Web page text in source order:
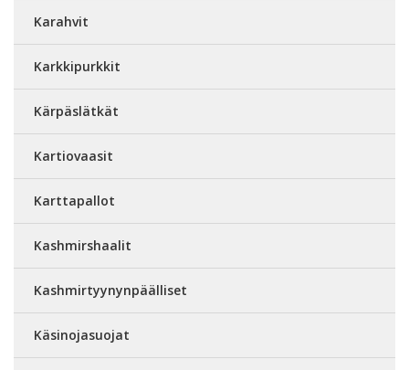
Karahvit
Karkkipurkkit
Kärpäslätkät
Kartiovaasit
Karttapallot
Kashmirshaalit
Kashmirtyynynpäälliset
Käsinojasuojat